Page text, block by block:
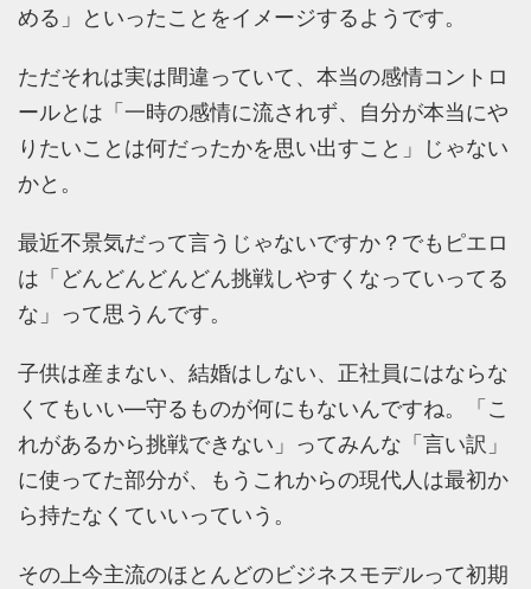
める」といったことをイメージするようです。
ただそれは実は間違っていて、本当の感情コントロ
ールとは「一時の感情に流されず、自分が本当にや
りたいことは何だったかを思い出すこと」じゃない
かと。
最近不景気だって言うじゃないですか？でもピエロ
は「どんどんどんどん挑戦しやすくなっていってる
な」って思うんです。
子供は産まない、結婚はしない、正社員にはならな
くてもいい―守るものが何にもないんですね。「こ
れがあるから挑戦できない」ってみんな「言い訳」
に使ってた部分が、もうこれからの現代人は最初か
ら持たなくていいっていう。
その上今主流のほとんどのビジネスモデルって初期